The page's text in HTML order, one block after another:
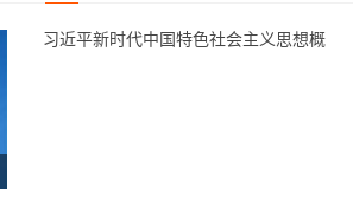
习近平新时代中国特色社会主义思想概